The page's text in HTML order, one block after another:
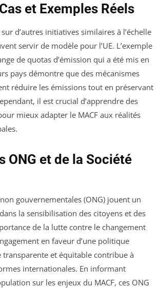
et Exemples Réels
d’autres initiatives similaires à l’échelle
servir de modèle pour l’UE. L’exemple
de quotas d’émission qui a été mis en
pays démontre que des mécanismes
réduire les émissions tout en préservant
il est crucial d’apprendre des
mieux adapter le MACF aux réalités
ONG et de la Société
gouvernementales (ONG) jouent un
la sensibilisation des citoyens et des
de la lutte contre le changement
en faveur d’une politique
et équitable contribue à
internationales. En informant
sur les enjeux du MACF, ces ONG